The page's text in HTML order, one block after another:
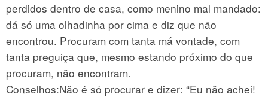
perdidos dentro de casa, como menino mal mandado:
dá só uma olhadinha por cima e diz que não
encontrou. Procuram com tanta má vontade, com
tanta preguiça que, mesmo estando próximo do que
procuram, não encontram.
Conselhos:Não é só procurar e dizer: “Eu não achei!